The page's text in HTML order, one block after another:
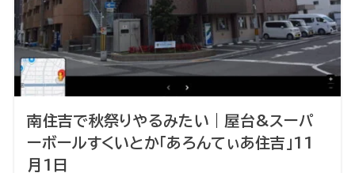
南住吉で秋祭りやるみたい｜屋台&スーパ
ーボールすくいとか「あろんてぃあ住吉」11
月1日